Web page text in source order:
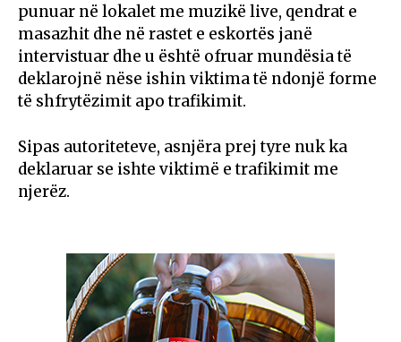
punuar në lokalet me muzikë live, qendrat e
masazhit dhe në rastet e eskortës janë
intervistuar dhe u është ofruar mundësia të
deklarojnë nëse ishin viktima të ndonjë forme
të shfrytëzimit apo trafikimit.
Sipas autoriteteve, asnjëra prej tyre nuk ka
deklaruar se ishte viktimë e trafikimit me
njerëz.